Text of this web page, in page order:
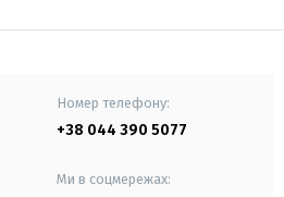
Номер телефону:
+38 044 390 5077
Ми в соцмережах: